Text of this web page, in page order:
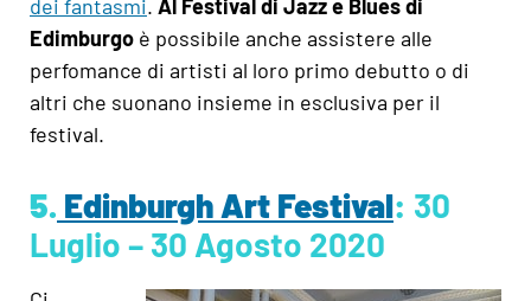
dei fantasmi. Al Festival di Jazz e Blues di
Edimburgo è possibile anche assistere alle
perfomance di artisti al loro primo debutto o di
altri che suonano insieme in esclusiva per il
festival.
5. Edinburgh Art Festival: 30
Luglio – 30 Agosto 2020